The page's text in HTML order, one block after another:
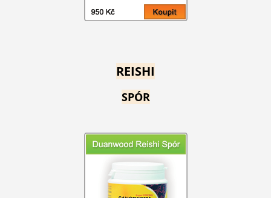
REISHI
SPÓR